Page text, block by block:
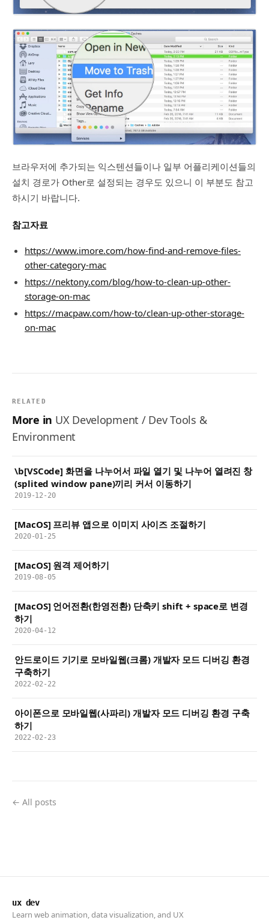
브라우저에 추가되는 익스텐션들이나 일부 어플리케이션들의
설치 경로가 Other로 설정되는 경우도 있으니 이 부분도 참고
하시기 바랍니다.
참고자료
https://www.imore.com/how-find-and-remove-files-
other-category-mac
https://nektony.com/blog/how-to-clean-up-other-
storage-on-mac
https://macpaw.com/how-to/clean-up-other-storage-
on-mac
RELATED
More in UX Development / Dev Tools &
Environment
\b[VSCode] 화면을 나누어서 파일 열기 및 나누어 열려진 창
(splited window pane)끼리 커서 이동하기
2019-12-20
[MacOS] 프리뷰 앱으로 이미지 사이즈 조절하기
2020-01-25
[MacOS] 원격 제어하기
2019-08-05
[MacOS] 언어전환(한영전환) 단축키 shift + space로 변경
하기
2020-04-12
안드로이드 기기로 모바일웹(크롬) 개발자 모드 디버깅 환경
구축하기
2022-02-22
아이폰으로 모바일웹(사파리) 개발자 모드 디버깅 환경 구축
하기
2022-02-23
← All posts
ux dev
Learn web animation, data visualization, and UX